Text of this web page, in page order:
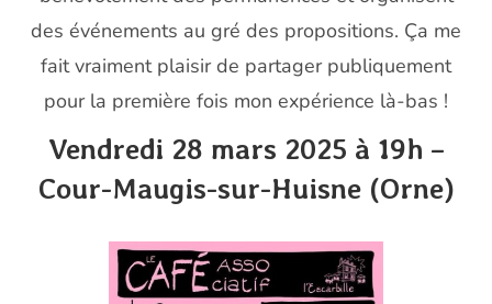
des événements au gré des propositions. Ça me
fait vraiment plaisir de partager publiquement
pour la première fois mon expérience là-bas !
Vendredi 28 mars 2025 à 19h –
Cour-Maugis-sur-Huisne (Orne)